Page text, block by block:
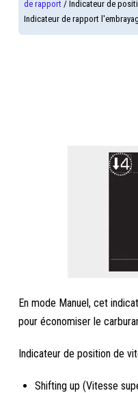
de rapport / Indicateur de
Indicateur de rapport
En mode Manuel, cet
pour économiser le
Indicateur de position de
Shifting up (Vitesse